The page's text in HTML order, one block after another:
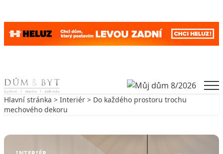
Skip to content
Hlavní stránka > Interiér > Do každého prostoru trochu
mechového dekoru